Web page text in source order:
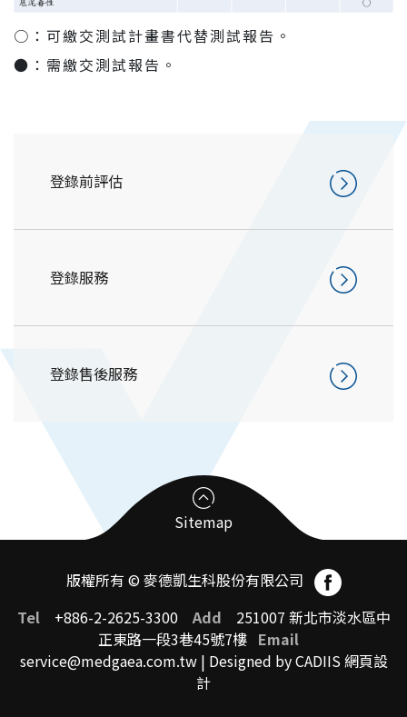
○：可繳交測試計畫書代替測試報告。
●：需繳交測試報告。
登錄前評估
登錄服務
登錄售後服務
Sitemap
臨床前試驗受託CRO
臨床前試驗中心簡介
版權所有 © 麥德凱生科股份有限公司
Tel+886-2-2625-3300Add 251007 新北市淡水區中
正東路一段3巷45號7樓 Email
service@medgaea.com.tw| Designed by CADIIS網頁設
計